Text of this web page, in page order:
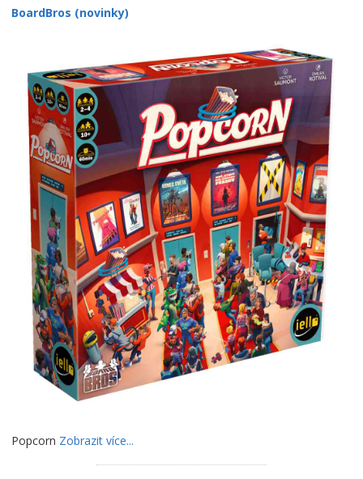
BoardBros (novinky)
Popcorn Zobrazit více...